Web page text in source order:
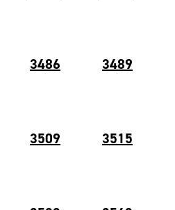
3486 3489
3509 3515